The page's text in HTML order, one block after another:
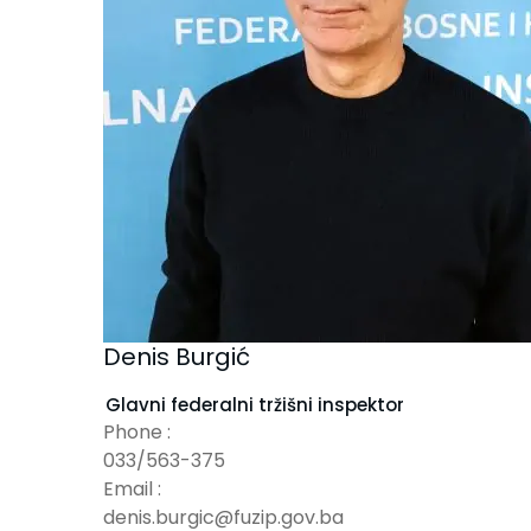
Denis Burgić
Glavni federalni tržišni inspektor
Phone :
033/563-375
Email :
denis.burgic@fuzip.gov.ba